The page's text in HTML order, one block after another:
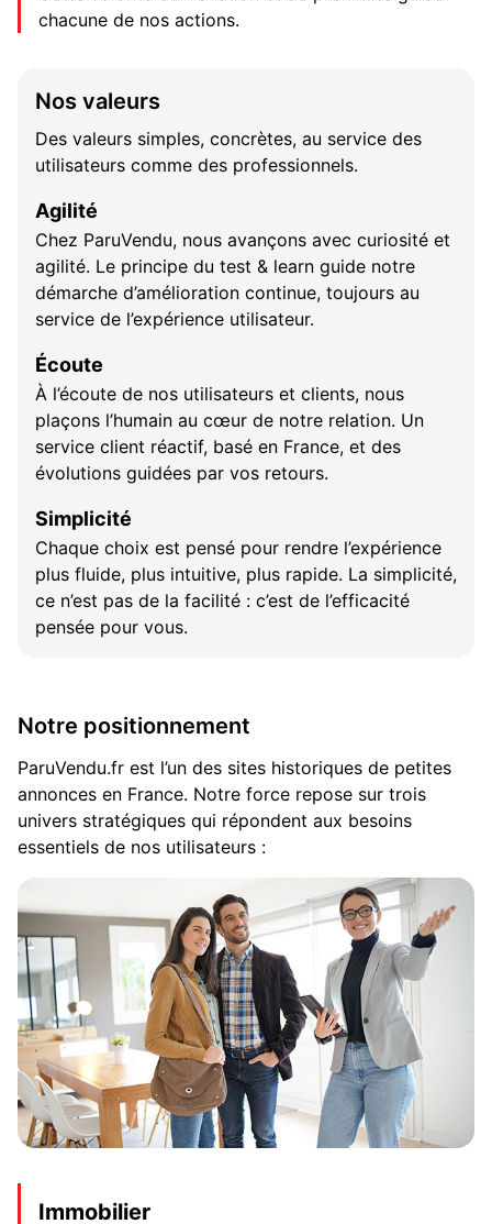
chacune de nos actions.
Nos valeurs
Des valeurs simples, concrètes, au service des
utilisateurs comme des professionnels.
Agilité
Chez ParuVendu, nous avançons avec curiosité et
agilité. Le principe du test & learn guide notre
démarche d’amélioration continue, toujours au
service de l’expérience utilisateur.
Écoute
À l’écoute de nos utilisateurs et clients, nous
plaçons l’humain au cœur de notre relation. Un
service client réactif, basé en France, et des
évolutions guidées par vos retours.
Simplicité
Chaque choix est pensé pour rendre l’expérience
plus fluide, plus intuitive, plus rapide. La simplicité,
ce n’est pas de la facilité : c’est de l’efficacité
pensée pour vous.
Notre positionnement
ParuVendu.fr est l’un des sites historiques de petites
annonces en France. Notre force repose sur trois
univers stratégiques qui répondent aux besoins
essentiels de nos utilisateurs :
Immobilier